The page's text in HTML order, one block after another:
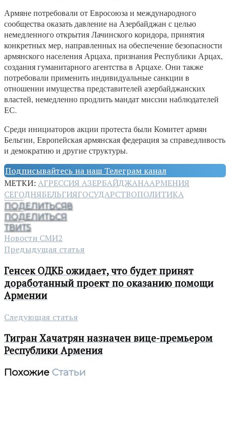
Армяне потребовали от Евросоюза и международного
сообщества оказать давление на Азербайджан с целью
немедленного открытия Лачинского коридора, принятия
конкретных мер, направленных на обеспечение безопасности
армянского населения Арцаха, признания Республики Арцах,
создания гуманитарного агентства в Арцахе. Они также
потребовали применить индивидуальные санкции в
отношении имущества представителей азербайджанских
властей, немедленно продлить мандат миссии наблюдателей
ЕС.
Среди инициаторов акции протеста были Комитет армян
Бельгии, Европейская армянская федерация за справедливость
и демократию и другие структуры.
Подписывайтесь на наш Телеграм канал
МЕТКИ: АГРЕССИЯ АЗЕРБАЙДЖАНААРМЕНИЯ
СЕГОДНЯБЕЛЬГИЯГОСУДАРСТВОПОЛИТИКА
ПОДЕЛИТЬСЯ8
ПОДЕЛИТЬСЯ
ТВИТ5
Новости СМИ2
Предыдущая статья
Генсек ОДКБ ожидает, что будет принят
доработанный проект по оказанию помощи
Армении
Следующая статья
Тигран Хачатрян назначен вице-премьером
Республики Армения
Похожие Статьи